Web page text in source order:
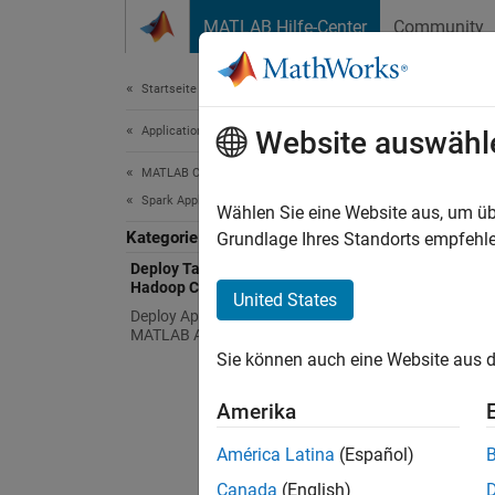
MATLAB Hilfe-Center Community
Startseite der Dokumentation
Application Deployment
MATLAB Compiler
Spark Applications
Kategorie
Deploy Tall Arrays to a Spark Enabled
Hadoop Cluster
Deploy Applications Using the
MATLAB API for Spark
Create
For a
Website
Wählen Sie eine Website aus, um
Grundlage Ihres Standorts
United States
Sie können auch eine Website aus
Amerika
América Latina (Español)
Canada (English)